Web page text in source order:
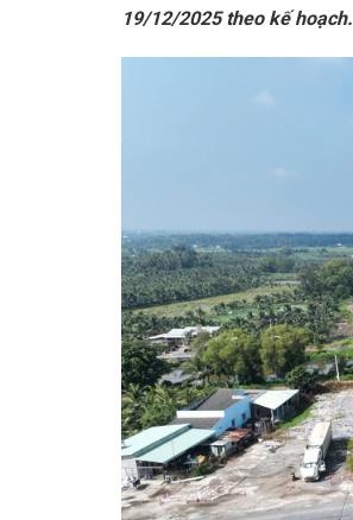
19/12/2025 theo kế hoạch.